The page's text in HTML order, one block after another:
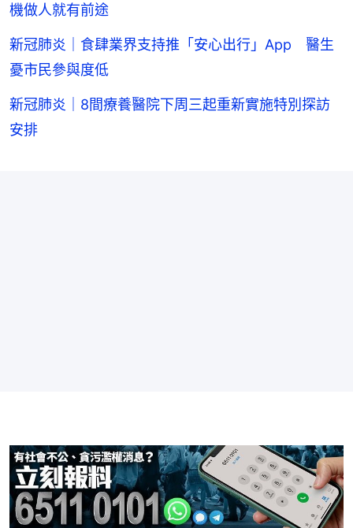
機做人就有前途
新冠肺炎｜食肆業界支持推「安心出行」App 醫生
憂市民參與度低
新冠肺炎｜8間療養醫院下周三起重新實施特別探訪
安排